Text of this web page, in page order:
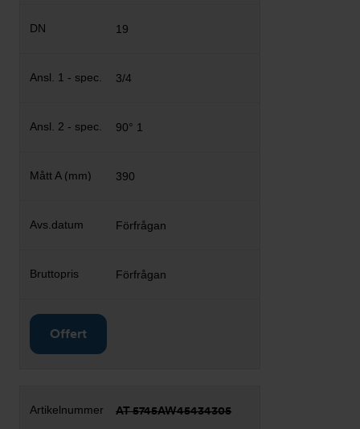
19
3/4
90° 1
390
Förfrågan
Förfrågan
Offert
AT 5745AW45434305